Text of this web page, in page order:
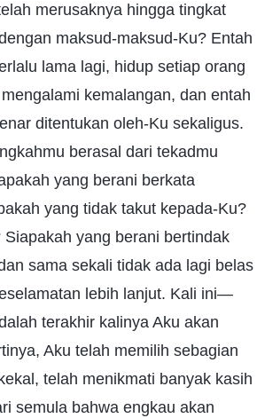
merusaknya hingga tingkat
maksud-maksud-Ku? Entah
lama lagi, hidup setiap orang
kemalangan, dan entah
ditentukan oleh-Ku sekaligus.
berasal dari tekadmu
yang berani berkata
yang tidak takut kepada-Ku?
yang berani bertindak
sama sekali tidak ada lagi belas
lebih lanjut. Kali ini—
terakhir kalinya Aku akan
Aku telah memilih sebagian
telah menikmati banyak kasih
semula bahwa engkau akan